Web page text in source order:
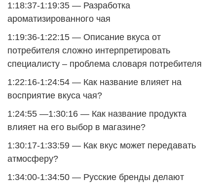
1:18:37-1:19:35 — Разработка
ароматизированного чая
1:19:36-1:22:15 — Описание вкуса от
потребителя сложно интерпретировать
специалисту – проблема словаря потребителя
1:22:16-1:24:54 — Как название влияет на
восприятие вкуса чая?
1:24:55 —1:30:16 — Как название продукта
влияет на его выбор в магазине?
1:30:17-1:33:59 — Как вкус может передавать
атмосферу?
1:34:00-1:34:50 — Русские бренды делают